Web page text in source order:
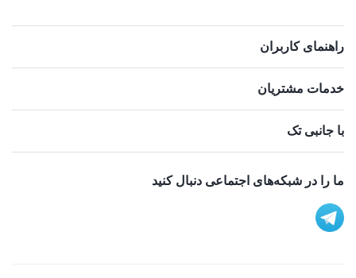
راهنمای کاربران
خدمات مشتریان
با جانبی تک
ما را در شبکه‌های اجتماعی دنبال کنید